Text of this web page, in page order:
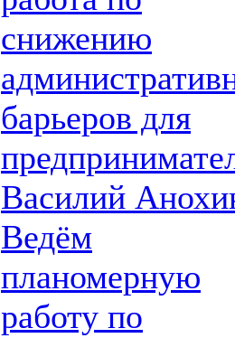
снижению
барьеров для
Василий
Ведём
планомерную
работу по